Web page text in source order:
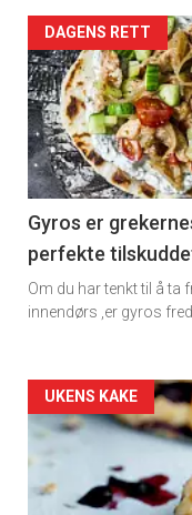
DAGENS RETT
Gyros er
perfekte
Om du har tenkt til å ta
innendørs ,er gyros
Forsiden
akkurat
nå
UKENS KAKE